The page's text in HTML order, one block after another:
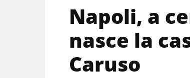
Napoli, a
nasce la
Caruso